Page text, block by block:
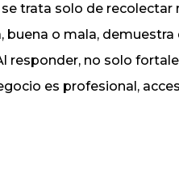
trata solo de
buena o mala,
responder, no solo
es profesional,